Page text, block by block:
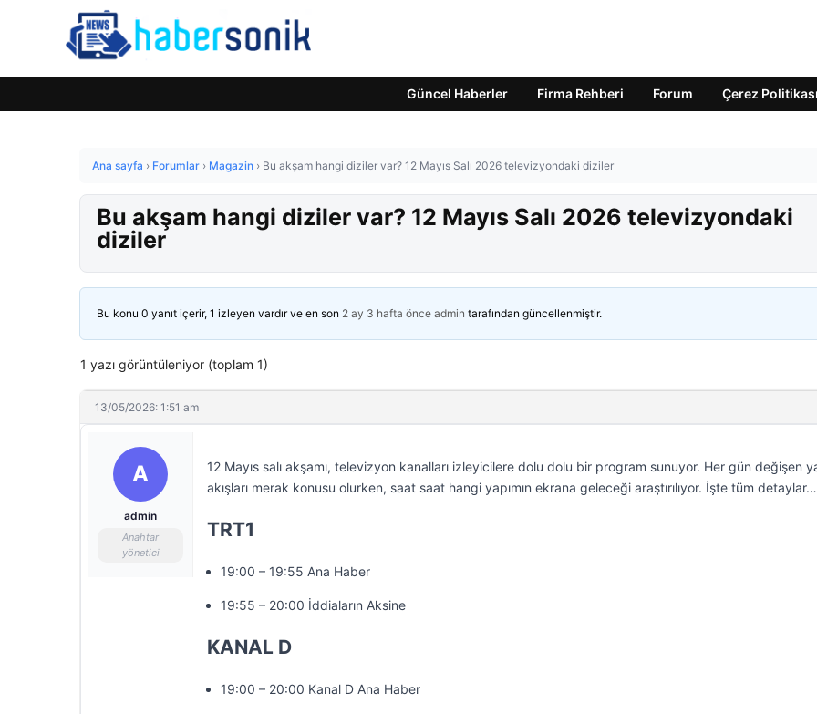
Güncel Haberler Firma Rehberi Forum Çerez Politikası
Ana sayfa › Forumlar › Magazin › Bu akşam hangi diziler var? 12 Mayıs Salı 2026 televizyondaki diziler
Bu akşam hangi diziler var? 12 Mayıs Salı 2026 televizyondaki
diziler
Bu konu 0 yanıt içerir, 1 izleyen vardır ve en son 2 ay 3 hafta önce admin tarafından güncellenmiştir.
1 yazı görüntüleniyor (toplam 1)
13/05/2026: 1:51 am
A
admin
Anahtar
yönetici
12 Mayıs salı akşamı, televizyon kanalları izleyicilere dolu dolu bir program sunuyor. Her gün değişen
akışları merak konusu olurken, saat saat hangi yapımın ekrana geleceği araştırılıyor. İşte tüm detaylar…
TRT1
19:00 – 19:55 Ana Haber
19:55 – 20:00 İddiaların Aksine
KANAL D
19:00 – 20:00 Kanal D Ana Haber